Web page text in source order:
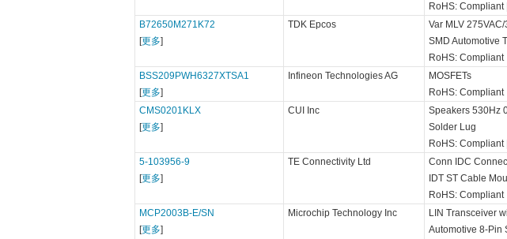
RoHS: Compliant
B72650M271K72
[更多]
TDK Epcos
Var MLV
SMD Automotive
RoHS: Compliant
BSS209PWH6327XTSA1
[更多]
Infineon Technologies AG
MOSFETs
RoHS: Compliant
CMS0201KLX
[更多]
CUI Inc
Speakers 530Hz
Solder Lug
RoHS: Compliant
5-103956-9
[更多]
TE Connectivity Ltd
Conn IDC
IDT ST Cable
RoHS: Compliant
MCP2003B-E/SN
[更多]
Microchip Technology Inc
LIN Transceiver
Automotive 8-Pin